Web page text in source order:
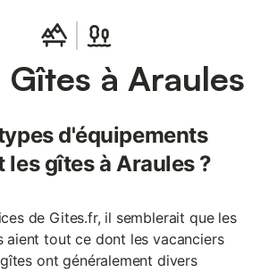
Gîtes à Araules
d'équipements
les gîtes à Araules ?
de Gites.fr, il semblerait que les
aient tout ce dont les vacanciers
ont généralement divers